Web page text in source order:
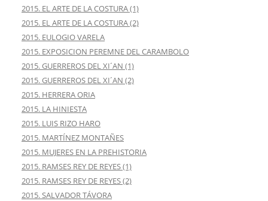
2015. EL ARTE DE LA COSTURA (1)
2015. EL ARTE DE LA COSTURA (2)
2015. EULOGIO VARELA
2015. EXPOSICION PEREMNE DEL CARAMBOLO
2015. GUERREROS DEL XI´AN (1)
2015. GUERREROS DEL XI´AN (2)
2015. HERRERA ORIA
2015. LA HINIESTA
2015. LUIS RIZO HARO
2015. MARTÍNEZ MONTAÑES
2015. MUJERES EN LA PREHISTORIA
2015. RAMSES REY DE REYES (1)
2015. RAMSES REY DE REYES (2)
2015. SALVADOR TÁVORA